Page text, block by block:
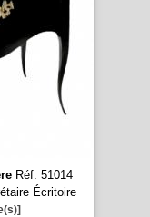
Réf. 51014
Écritoire